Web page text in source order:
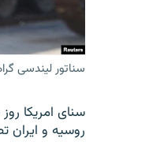
سناتور لیندسی
روسیه و ایران